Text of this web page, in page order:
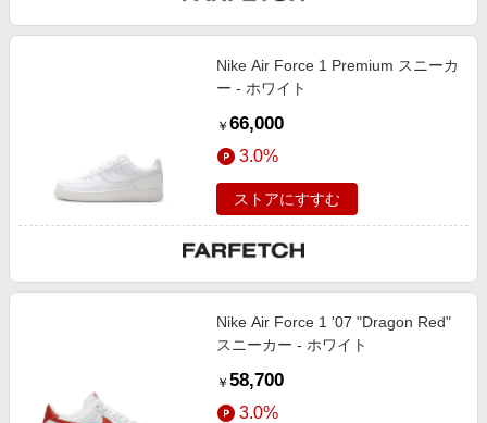
Nike Air Force 1 Premium スニーカ
ー - ホワイト
￥ 66,000
3.0%
ストアにすすむ
Nike Air Force 1 '07 "Dragon Red"
スニーカー - ホワイト
￥ 58,700
3.0%